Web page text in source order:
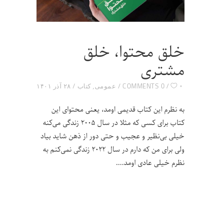
خلق محتوا، خلق
مشتری
۲۸ آذر ۱۴۰۱ عمومی, کتاب 0 COMMENTS ۰
به نظرم این کتاب قدیمی اومد، یعنی محتوای این
کتاب برای کسی که مثلا در سال ۲۰۰۵ زندگی می‌کنه
خیلی بی‌نظیر و عجیب و حتی دور از ذهن شاید بیاد
ولی برای من که دارم در سال ۲۰۲۲ زندگی نمی‌کنم به
نظرم خیلی عادی اومد.